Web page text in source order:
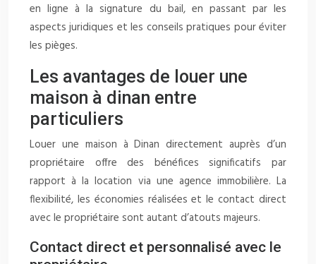
en ligne à la signature du bail, en passant par les
aspects juridiques et les conseils pratiques pour éviter
les pièges.
Les avantages de louer une
maison à dinan entre
particuliers
Louer une maison à Dinan directement auprès d’un
propriétaire offre des bénéfices significatifs par
rapport à la location via une agence immobilière. La
flexibilité, les économies réalisées et le contact direct
avec le propriétaire sont autant d’atouts majeurs.
Contact direct et personnalisé avec le